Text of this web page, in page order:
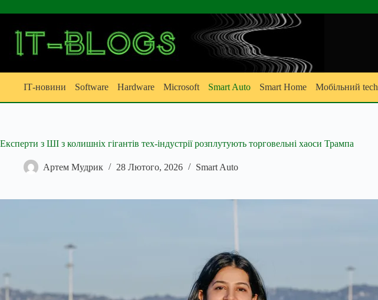
до
ІТ-новини Software Hardware Microsoft Smart Auto Smart Home Мобільний tech
Експерти з ШІ з колишніх гігантів тех-індустрії розплутують торговельні хаоси Трампа
Артем Мудрик 28 Лютого, 2026 Smart Auto